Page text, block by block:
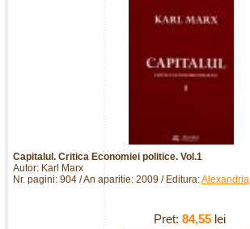
Capitalul. Critica Economiei politice. Vol.1
Autor: Karl Marx
Nr. pagini: 904 / An aparitie: 2009 / Editura:Alexandria
Pret: 84,55lei